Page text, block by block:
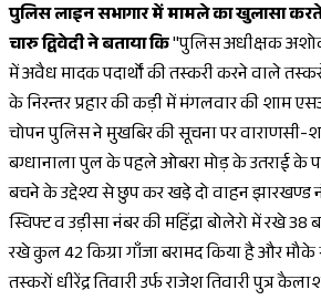
पुलिस लाइन सभागार में मामले का खुलासा
चारु द्विवेदी ने बताया कि"पुलिस अधीक्षक
में अवैध मादक पदार्थों की तस्करी करने वाले
के निरन्तर प्रहार की कड़ी में मंगलवार की शाम
चोपन पुलिस ने मुखबिर की सूचना पर वाराणसी-
बग्धानाला पुल के पहले ओबरा मोड़ के उतराई के
बचने के उद्देश्य से छुप कर खडे़ दो वाहन झारखण्ड
स्विफ्ट व उड़ीसा नंबर की महिंद्रा बोलेरो में रखे
रखे कुल 42 किग्रा गाँजा बरामद किया है और
तस्करों धीरेंद्र तिवारी उर्फ राजेश तिवारी पुत्र